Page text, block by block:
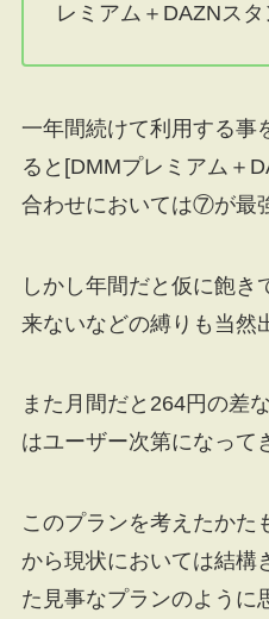
レミアム＋DAZNス
一年間続けて利用する事
ると[DMMプレミアム＋
合わせにおいては⑦が最
しかし年間だと仮に飽き
来ないなどの縛りも当然
また月間だと264円の差
はユーザー次第になって
このプランを考えたかた
から現状においては結構
た見事なプランのように